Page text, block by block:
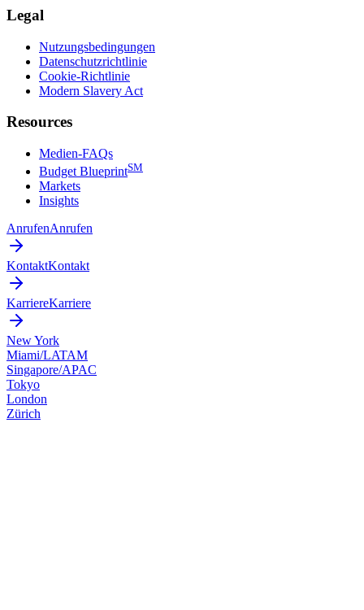
Legal
Nutzungsbedingungen
Datenschutzrichtlinie
Cookie-Richtlinie
Modern Slavery Act
Resources
Medien-FAQs
Budget BlueprintSM
Markets
Insights
AnrufenAnrufen
KontaktKontakt
KarriereKarriere
New York
Miami/LATAM
Singapore/APAC
Tokyo
London
Zürich